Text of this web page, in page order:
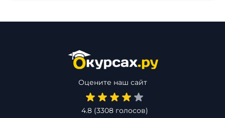
Оцените наш сайт
4.8(3308голосов)